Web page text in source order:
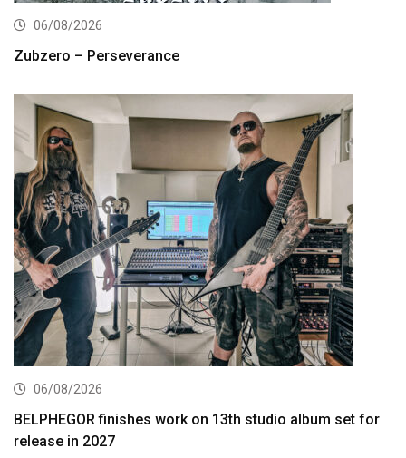
06/08/2026
Zubzero – Perseverance
06/08/2026
BELPHEGOR finishes work on 13th studio album set for
release in 2027